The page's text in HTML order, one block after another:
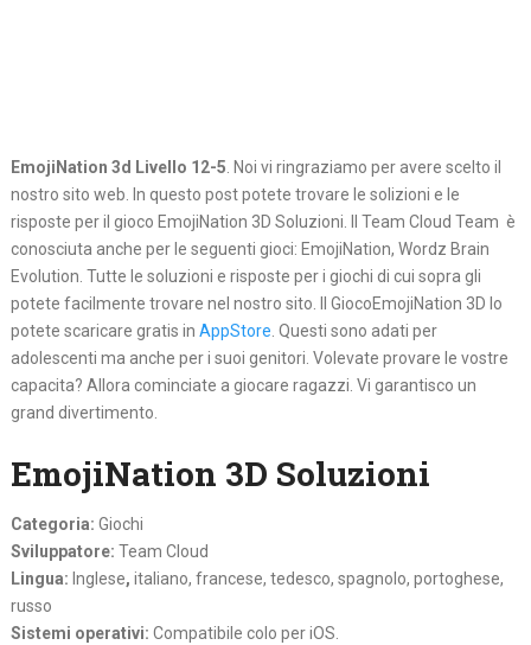
EmojiNation 3d Livello 12-5. Noi vi ringraziamo per avere scelto il
nostro sito web. In questo post potete trovare le solizioni e le
risposte per il gioco EmojiNation 3D Soluzioni. Il Team Cloud Team è
conosciuta anche per le seguenti gioci: EmojiNation, Wordz Brain
Evolution. Tutte le soluzioni e risposte per i giochi di cui sopra gli
potete facilmente trovare nel nostro sito. Il GiocoEmojiNation 3D lo
potete scaricare gratis in AppStore. Questi sono adati per
adolescenti ma anche per i suoi genitori. Volevate provare le vostre
capacita? Allora cominciate a giocare ragazzi. Vi garantisco un
grand divertimento.
EmojiNation 3D Soluzioni
Categoria: Giochi
Sviluppatore: Team Cloud
Lingua: Inglese, italiano, francese, tedesco, spagnolo, portoghese,
russo
Sistemi operativi: Compatibile colo per iOS.